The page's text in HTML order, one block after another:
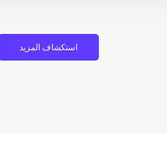
استكشاف المزيد